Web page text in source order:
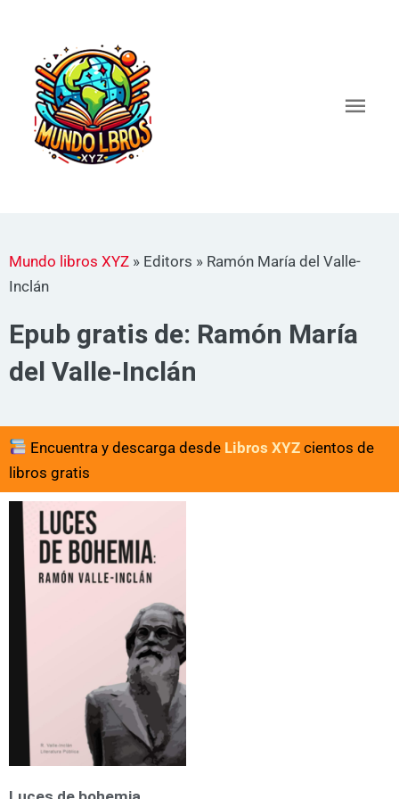
contenido
Mundo libros XYZ » Editors » Ramón María del Valle-
Inclán
Epub gratis de: Ramón María
del Valle-Inclán
Encuentra y descarga desde Libros XYZcientos de
libros gratis